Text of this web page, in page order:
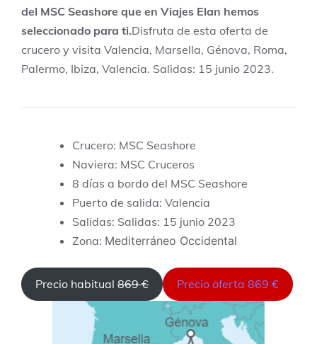
del MSC Seashore que en Viajes Elan hemos
seleccionado para ti.Disfruta de esta oferta de
crucero y visita Valencia, Marsella, Génova, Roma,
Palermo, Ibiza, Valencia. Salidas: 15 junio 2023.
Crucero: MSC Seashore
Naviera: MSC Cruceros
8 días a bordo del MSC Seashore
Puerto de salida: Valencia
Salidas: Salidas: 15 junio 2023
Zona: Mediterráneo Occidental
Precio habitual 869 € Precio oferta 869 €